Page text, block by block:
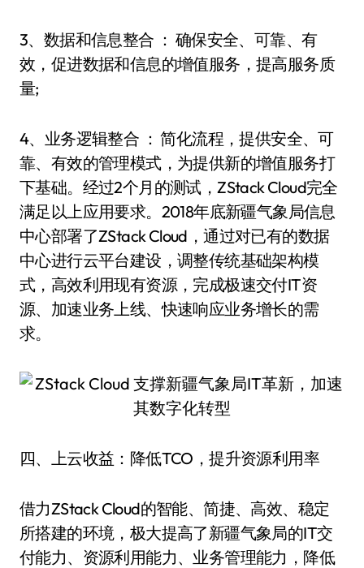
3、数据和信息整合 ： 确保安全、可靠、有
效，促进数据和信息的增值服务，提高服务质
量;
4、业务逻辑整合 ： 简化流程，提供安全、可
靠、有效的管理模式，为提供新的增值服务打
下基础。经过2个月的测试，ZStack Cloud完全
满足以上应用要求。2018年底新疆气象局信息
中心部署了ZStack Cloud，通过对已有的数据
中心进行云平台建设，调整传统基础架构模
式，高效利用现有资源，完成极速交付IT资
源、加速业务上线、快速响应业务增长的需
求。
四、上云收益：降低TCO，提升资源利用率
借力ZStack Cloud的智能、简捷、高效、稳定
所搭建的环境，极大提高了新疆气象局的IT交
付能力、资源利用能力、业务管理能力，降低